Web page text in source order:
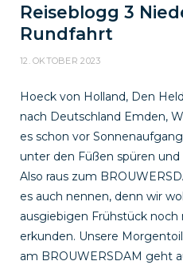
Reiseblogg 3
Rundfahrt
12. OKTOBER 2023
Hoeck von Holland, Den
nach Deutschland Emden,
es schon vor
unter den Füßen spüren
Also raus zum
es auch nennen, denn wir
ausgiebigen Frühstück
erkunden. Unsere
am BROUWERSDAM geht